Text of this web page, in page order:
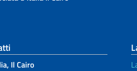
footer
Il Cairo